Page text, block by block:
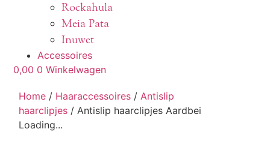
Rockahula
Meia Pata
Inuwet
Accessoires
0,00 0 Winkelwagen
Home / Haaraccessoires /Antislip
haarclipjes / Antislip haarclipjes Aardbei
Loading...